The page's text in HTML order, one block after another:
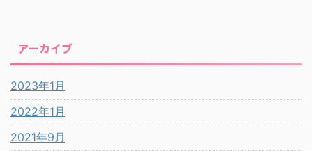
アーカイブ
2023年1月
2022年1月
2021年9月